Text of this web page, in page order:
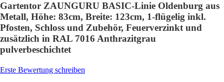
Gartentor ZAUNGURU BASIC-Linie Oldenburg aus
Metall, Höhe: 83cm, Breite: 123cm, 1-flügelig inkl.
Pfosten, Schloss und Zubehör, Feuerverzinkt und
zusätzlich in RAL 7016 Anthrazitgrau
pulverbeschichtet
Erste Bewertung schreiben